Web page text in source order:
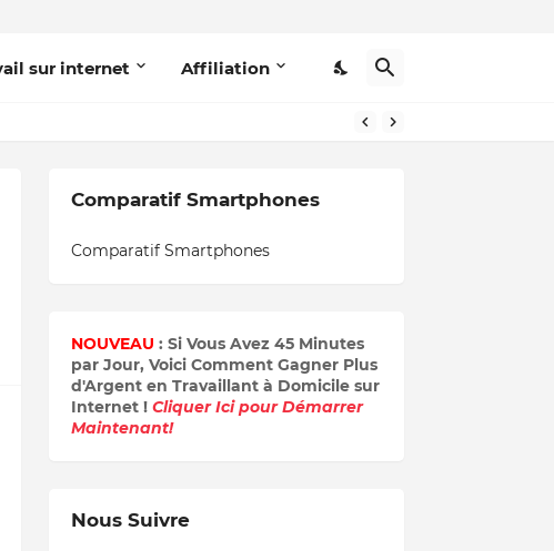
sur internet Affiliation
Comparatif Smartphones
Comparatif Smartphones
NOUVEAU : Si Vous Avez 45 Minutes
par Jour, Voici Comment Gagner Plus
d'Argent en Travaillant à Domicile sur
Internet ! Cliquer Ici pour Démarrer
Maintenant!
Nous Suivre